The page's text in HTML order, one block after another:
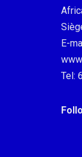
E-
Tel: